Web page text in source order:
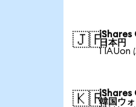
🇯🇵iShares
日本円
1 IAUon
🇰🇷iShares
韓国ウ